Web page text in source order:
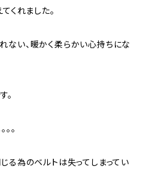
くれました。
ない、暖かく柔らかい心持ちにな
。
。
る為のベルトは失ってしまってい